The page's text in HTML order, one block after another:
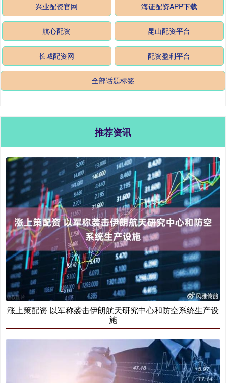
兴业配资官网 海证配资APP下载
航心配资 昆山配资平台
长城配资网 配资盈利平台
全部话题标签
推荐资讯
涨上策配资 以军称袭击伊朗航天研究中心和防空系统生产设
施